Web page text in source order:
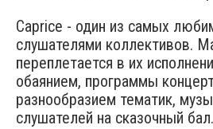
Caprice - один из самых
слушателями коллективов.
переплетается в их
обаянием, программы
разнообразием тематик,
слушателей на сказочный